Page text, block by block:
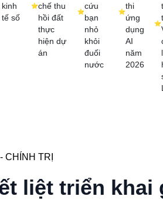
kinh
tế số
chế thu
hồi đất
thực
hiện dự
án
cứu
bạn
nhỏ
khỏi
đuối
nước
thi
ứng
dụng
AI
năm
2026
CHÍNH TRỊ
liệt triển khai